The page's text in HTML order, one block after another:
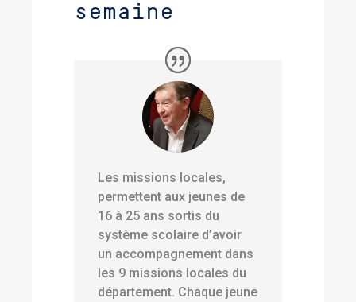
semaine
Les missions locales,
permettent aux jeunes de
16 à 25 ans sortis du
système scolaire d’avoir
un accompagnement dans
les 9 missions locales du
département. Chaque jeune